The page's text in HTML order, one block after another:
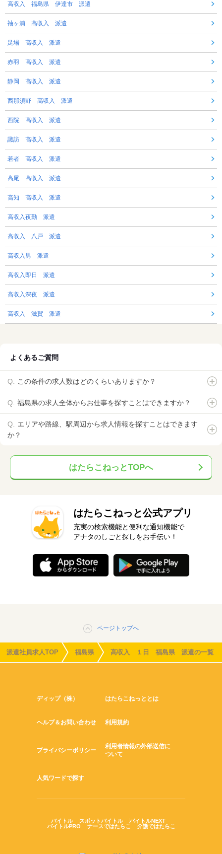
高収入 福島県 伊達市 派遣
袖ヶ浦 高収入 派遣
足場 高収入 派遣
赤羽 高収入 派遣
静岡 高収入 派遣
西那須野 高収入 派遣
西院 高収入 派遣
諏訪 高収入 派遣
若者 高収入 派遣
高尾 高収入 派遣
高知 高収入 派遣
高収入夜勤 派遣
高収入 八戸 派遣
高収入男 派遣
高収入即日 派遣
高収入深夜 派遣
高収入 滋賀 派遣
よくあるご質問
この条件の求人数はどのくらいありますか？
福島県の求人全体からお仕事を探すことはできますか？
エリアや路線、駅周辺から求人情報を探すことはできます
か？
はたらこねっとTOPへ
はたらこねっと公式アプリ
充実の検索機能と便利な通知機能で
アナタのしごと探しをお手伝い！
ページトップへ
派遣社員求人TOP 福島県 高収入 １日 福島県 派遣の一覧
ディップ（株） はたらこねっととは
ヘルプ＆お問い合わせ 利用規約
プライバシーポリシー
利用者情報の外部送信に
ついて
人気ワードで探す
バイトル スポットバイトル
バイトルNEXT
バイトルPRO
ナースではたらこ 介護ではたらこ